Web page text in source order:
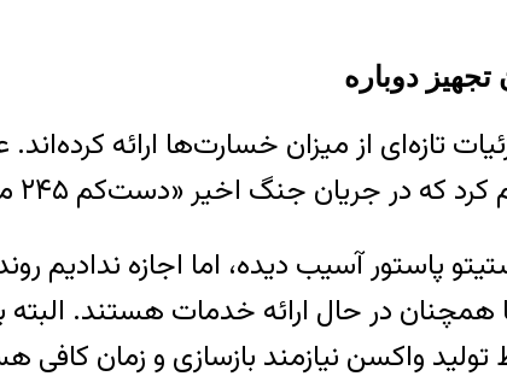
تازه‌ای از میزان خسارت‌ها ارائه
پاستور آسیب دیده، اما اجازه ندادیم
در حال ارائه خدمات هستند.
واکسن نیازمند بازسازی و زمان کافی